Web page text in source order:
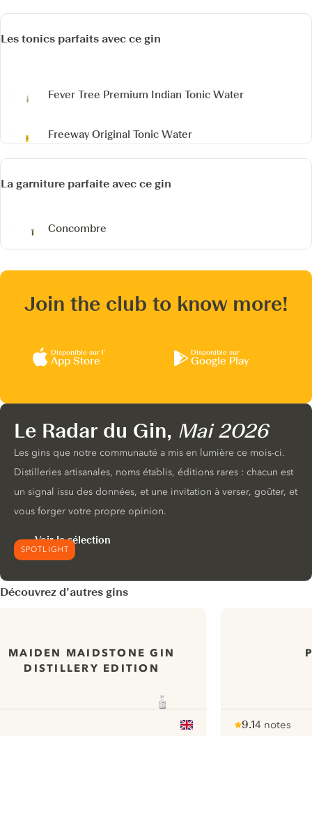
Les tonics parfaits avec ce gin
Fever Tree Premium Indian Tonic Water
Freeway Original Tonic Water
La garniture parfaite avec ce gin
Concombre
Join the club to know more!
Disponible sur l’
App Store
Disponible sur
Google Play
SPOTLIGHT
Le Radar du Gin, Mai 2026
Les gins que notre communauté a mis en lumière ce mois-ci.
Distilleries artisanales, noms établis, éditions rares : chacun est
un signal issu des données, et une invitation à verser, goûter, et
vous forger votre propre opinion.
Voir la sélection
Découvrez d’autres gins
MAIDEN MAIDSTONE GIN
DISTILLERY EDITION
9.14 notes